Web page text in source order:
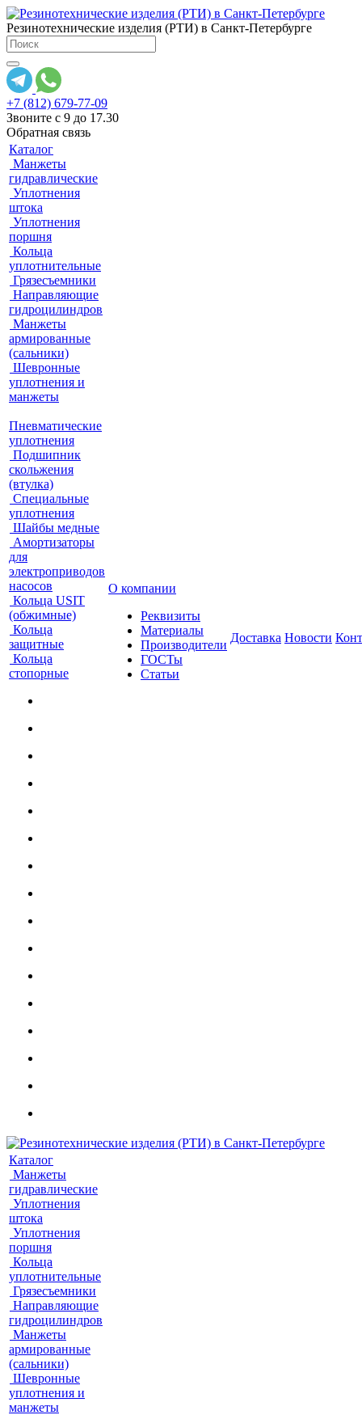
Резинотехнические изделия (РТИ) в Санкт-Петербурге
+7 (812) 679-77-09
Звоните с 9 до 17.30
Обратная связь
Каталог
Манжеты
гидравлические
Уплотнения
штока
Уплотнения
поршня
Кольца
уплотнительные
Грязесъемники
Направляющие
гидроцилиндров
Манжеты
армированные
(сальники)
Шевронные
уплотнения и
манжеты
Пневматические
уплотнения
Подшипник
скольжения
(втулка)
Специальные
уплотнения
Шайбы медные
Амортизаторы
для
электроприводов
насосов
Кольца USIT
(обжимные)
Кольца
защитные
Кольца
стопорные
О компании
Реквизиты
Материалы
Производители
ГОСТы
Статьи
Доставка Новости
Каталог
Манжеты
гидравлические
Уплотнения
штока
Уплотнения
поршня
Кольца
уплотнительные
Грязесъемники
Направляющие
гидроцилиндров
Манжеты
армированные
(сальники)
Шевронные
уплотнения и
манжеты